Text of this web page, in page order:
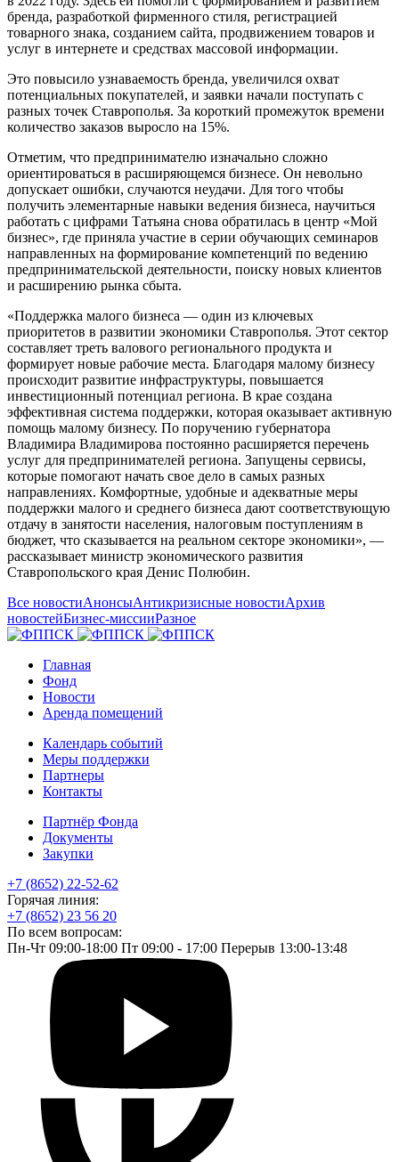
бренда, разработкой фирменного стиля, регистрацией
товарного знака, созданием сайта, продвижением товаров и
услуг в интернете и средствах массовой информации.
Это повысило узнаваемость бренда, увеличился охват
потенциальных покупателей, и заявки начали поступать с
разных точек Ставрополья. За короткий промежуток времени
количество заказов выросло на 15%.
Отметим, что предпринимателю изначально сложно
ориентироваться в расширяющемся бизнесе. Он невольно
допускает ошибки, случаются неудачи. Для того чтобы
получить элементарные навыки ведения бизнеса, научиться
работать с цифрами Татьяна снова обратилась в центр «Мой
бизнес», где приняла участие в серии обучающих семинаров
направленных на формирование компетенций по ведению
предпринимательской деятельности, поиску новых клиентов
и расширению рынка сбыта.
«Поддержка малого бизнеса — один из ключевых
приоритетов в развитии экономики Ставрополья. Этот сектор
составляет треть валового регионального продукта и
формирует новые рабочие места. Благодаря малому бизнесу
происходит развитие инфраструктуры, повышается
инвестиционный потенциал региона. В крае создана
эффективная система поддержки, которая оказывает активную
помощь малому бизнесу. По поручению губернатора
Владимира Владимирова постоянно расширяется перечень
услуг для предпринимателей региона. Запущены сервисы,
которые помогают начать свое дело в самых разных
направлениях. Комфортные, удобные и адекватные меры
поддержки малого и среднего бизнеса дают соответствующую
отдачу в занятости населения, налоговым поступлениям в
бюджет, что сказывается на реальном секторе экономики», —
рассказывает министр экономического развития
Ставропольского края Денис Полюбин.
Все новостиАнонсыАнтикризисные новостиАрхив
новостейБизнес-миссииРазное
Главная
Фонд
Новости
Аренда помещений
Календарь событий
Меры поддержки
Партнеры
Контакты
Партнёр Фонда
Документы
Закупки
+7 (8652) 22-52-62
Горячая линия:
+7 (8652) 23 56 20
По всем вопросам:
Пн-Чт 09:00-18:00 Пт 09:00 - 17:00 Перерыв 13:00-13:48